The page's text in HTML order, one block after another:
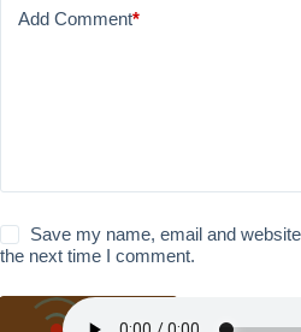
Add Comment*
Save my name, email and
the next time I comment.
Post Comment